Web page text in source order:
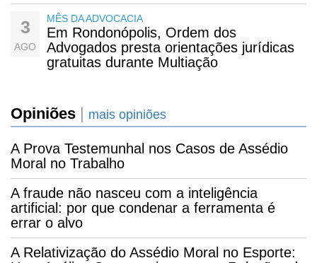
3
AGO
MÊS DA ADVOCACIA
Em Rondonópolis, Ordem dos
Advogados presta orientações jurídicas
gratuitas durante Multiação
Opiniões mais opiniões
A Prova Testemunhal nos Casos de Assédio
Moral no Trabalho
A fraude não nasceu com a inteligência
artificial: por que condenar a ferramenta é
errar o alvo
A Relativização do Assédio Moral no Esporte: